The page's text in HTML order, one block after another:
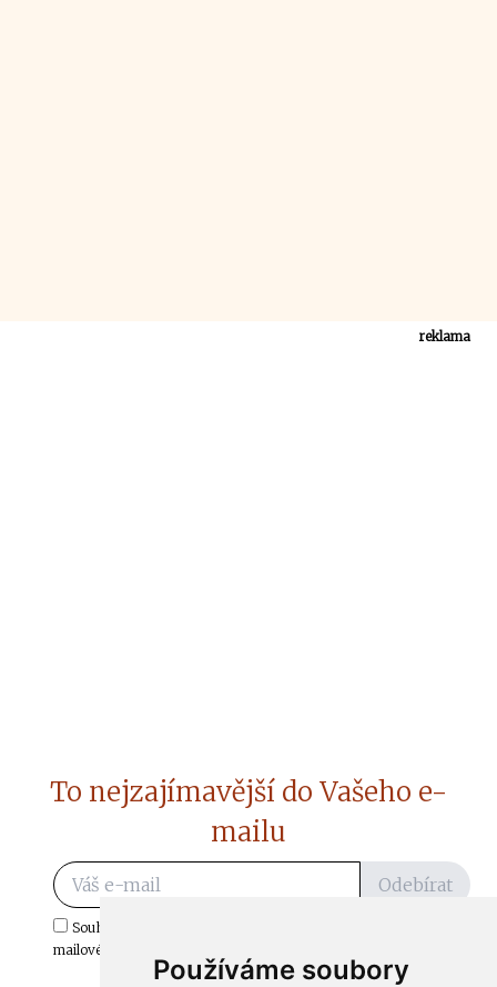
Používáme soubory
reklama
To nejzajímavější do Vašeho e-
mailu
Odebírat
Souhlasím s odběrem důležitých zpráv ze ČtiDoma.cz do mé e-
mailové schránky.